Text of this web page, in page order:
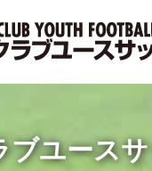
ブユース